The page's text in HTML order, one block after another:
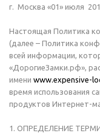
г. Москва «01» июля
Настоящая Политика
(далее – Политика
всей информации,
«ДорогиеЗамки.рф»,
имени www.expensive-
время использования
продуктов Интернет-
1. ОПРЕДЕЛЕНИЕ